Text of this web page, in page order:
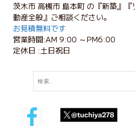
茨木市 高槻市 島本町 の『新築』
動産全般』ご相談ください。
お見積無料です
営業時間:AM 9:00 ～PM6:00
定休日 :土日祝日